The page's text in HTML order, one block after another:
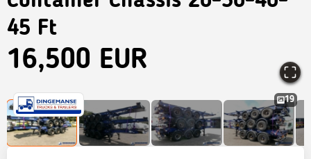
45 Ft
16,500 EUR
19